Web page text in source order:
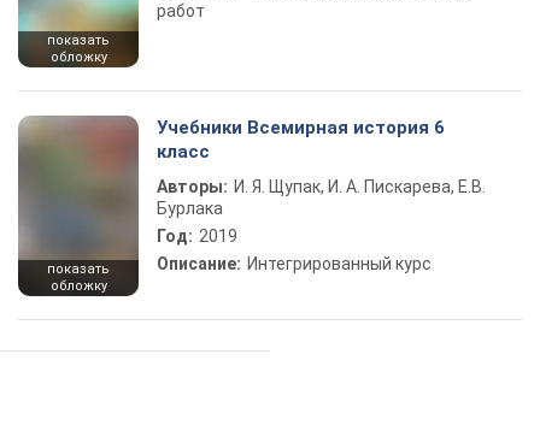
показать
обложку
работ
показать
обложку
Учебники Всемирная история 6
класс
Авторы: И. Я. Щупак, И. А. Пискарева, Е.В.
Бурлака
Год: 2019
Описание: Интегрированный курс